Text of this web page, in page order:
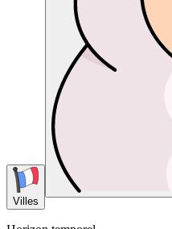
Villes